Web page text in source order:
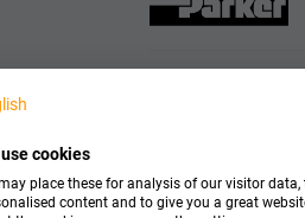
cookies
place these for analysis of our visitor
content and to give you a great